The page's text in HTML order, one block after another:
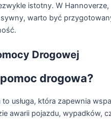
istotny. W Hannoverze,
warto być
Drogowej
drogowa?
usługa, która zapewnia
awarii pojazdu, wypadków,